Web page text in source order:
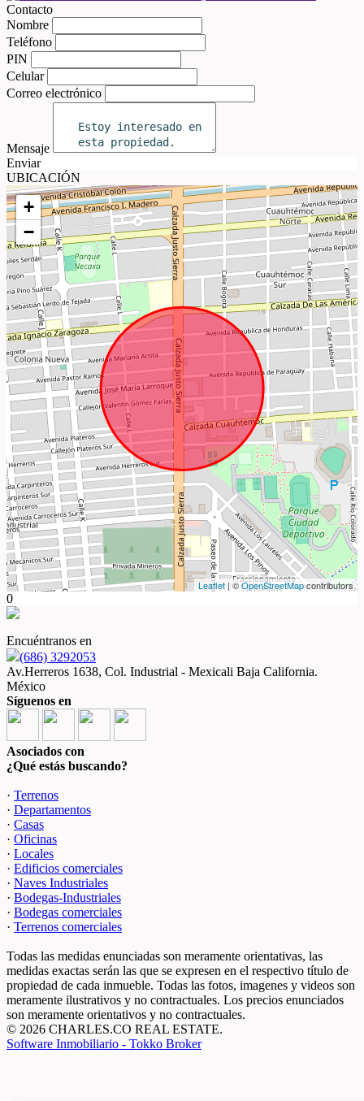
Contacto
Nombre
Teléfono
PIN
Celular
Correo electrónico
Mensaje
Enviar
UBICACIÓN
+
−
Leaflet | ©OpenStreetMapcontributors
0
Encuéntranos en
(686) 3292053
Av.Herreros 1638, Col. Industrial - Mexicali Baja California.
México
Síguenos en
Asociados con
¿Qué estás buscando?
· Terrenos
· Departamentos
· Casas
· Oficinas
· Locales
· Edificios comerciales
· Naves Industriales
· Bodegas-Industriales
· Bodegas comerciales
· Terrenos comerciales
Todas las medidas enunciadas son meramente orientativas, las
medidas exactas serán las que se expresen en el respectivo título de
propiedad de cada inmueble. Todas las fotos, imagenes y videos son
meramente ilustrativos y no contractuales. Los precios enunciados
son meramente orientativos y no contractuales.
© 2026 CHARLES.CO REAL ESTATE.
Software Inmobiliario - Tokko Broker